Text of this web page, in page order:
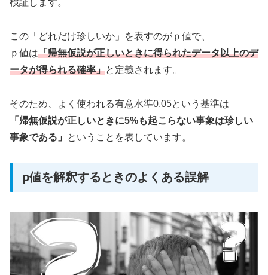
検証します。
この「どれだけ珍しいか」を表すのがｐ値で、
ｐ値は「帰無仮説が正しいときに得られたデータ以上のデ
ータが得られる確率」と定義されます。
そのため、よく使われる有意水準0.05という基準は
「帰無仮説が正しいときに5%も起こらない事象は珍しい
事象である」
ということを表しています。
p値を解釈するときのよくある誤解